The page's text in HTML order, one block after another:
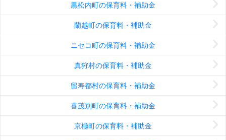
黒松内町の保育料・補助金
蘭越町の保育料・補助金
ニセコ町の保育料・補助金
真狩村の保育料・補助金
留寿都村の保育料・補助金
喜茂別町の保育料・補助金
京極町の保育料・補助金